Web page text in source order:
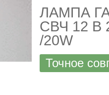
ЛАМПА
СВЧ 12 В
/20W
Точное